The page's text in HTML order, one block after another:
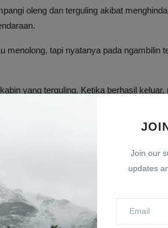
Join our
updates
oleng dan terguling akibat
menolong, tapi nyatanya pada ngambilin
yang terguling. Ketika berhasil
habis.
Arif kepada Warga
yang merupakan modalnya. Ia
namun dalam kejadian ini ada yang